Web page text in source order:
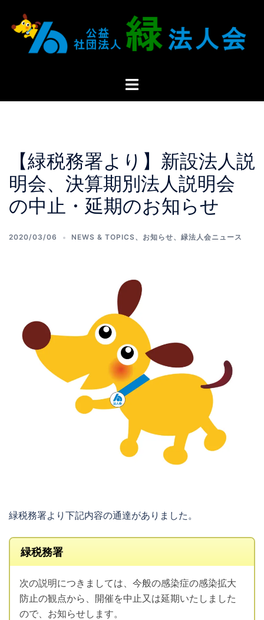
【緑税務署より】新設法人説
明会、決算期別法人説明会
の中止・延期のお知らせ
2020/03/06 NEWS & TOPICS、 お知らせ、 緑法人会ニュース
緑税務署より下記内容の通達がありました。
緑税務署
次の説明につきましては、今般の感染症の感染拡大
防止の観点から、開催を中止又は延期いたしました
ので、お知らせします。